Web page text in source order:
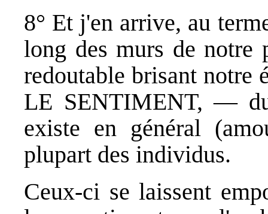
8° Et j'en arrive, au
long des murs de notre
redoutable brisant notre
LE SENTIMENT, —
existe en général
plupart des individus.
Ceux-ci se laissent